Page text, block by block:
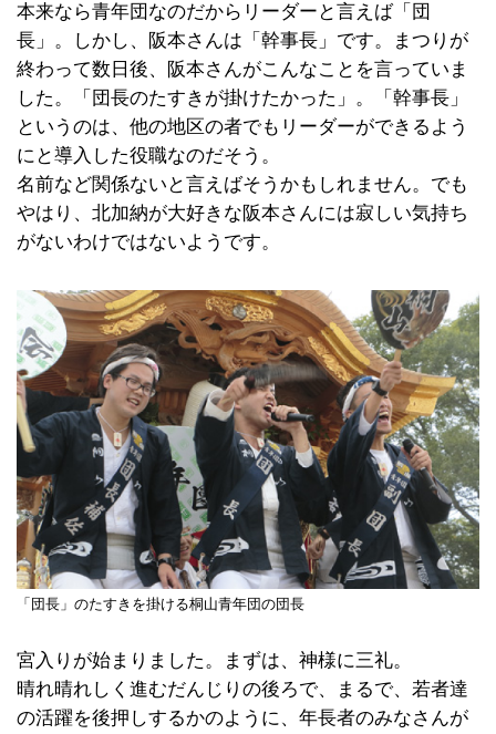
本来なら青年団なのだからリーダーと言えば「団
長」。しかし、阪本さんは「幹事長」です。まつりが
終わって数日後、阪本さんがこんなことを言っていま
した。「団長のたすきが掛けたかった」。「幹事長」
というのは、他の地区の者でもリーダーができるよう
にと導入した役職なのだそう。
名前など関係ないと言えばそうかもしれません。でも
やはり、北加納が大好きな阪本さんには寂しい気持ち
がないわけではないようです。
「団長」のたすきを掛ける桐山青年団の団長
宮入りが始まりました。まずは、神様に三礼。
晴れ晴れしく進むだんじりの後ろで、まるで、若者達
の活躍を後押しするかのように、年長者のみなさんが